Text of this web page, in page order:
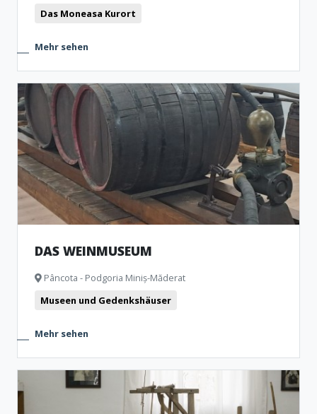
Das Moneasa Kurort
Mehr sehen
DAS WEINMUSEUM
Pâncota - Podgoria Miniș-Măderat
Museen und Gedenkshäuser
Mehr sehen